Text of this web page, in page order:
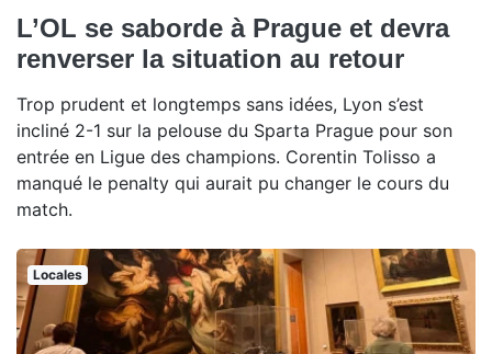
L’OL se saborde à Prague et devra
renverser la situation au retour
Trop prudent et longtemps sans idées, Lyon s’est
incliné 2-1 sur la pelouse du Sparta Prague pour son
entrée en Ligue des champions. Corentin Tolisso a
manqué le penalty qui aurait pu changer le cours du
match.
Locales